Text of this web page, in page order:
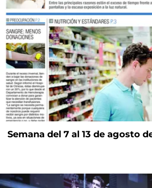
Semana del 7 al 13 de agosto